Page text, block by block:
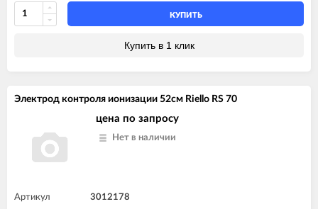
КУПИТЬ
Купить в 1 клик
Электрод контроля ионизации 52см Riello RS 70
цена по запросу
Нет в наличии
Артикул 3012178